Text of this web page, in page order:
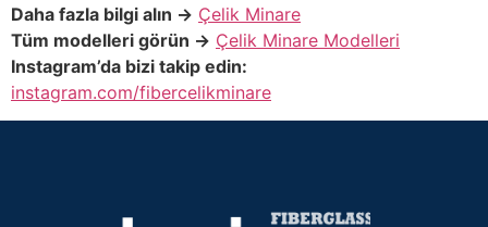
Daha fazla bilgi alın → Çelik Minare
Tüm modelleri görün → Çelik Minare Modelleri
Instagram’da bizi takip edin:
instagram.com/fibercelikminare